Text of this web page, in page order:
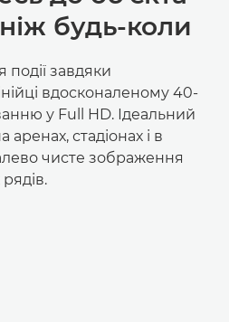
будь-коли
події завдяки
вдосконаленому 40-
у Full HD. Ідеальний
стадіонах і в
чисте зображення